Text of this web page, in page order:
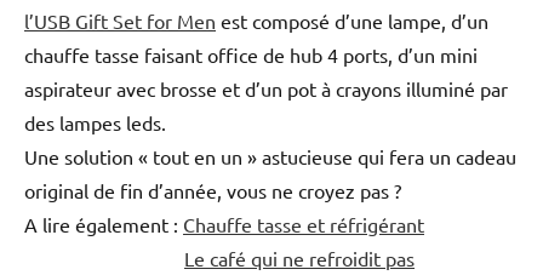
l’USB Gift Set for Men est composé d’une lampe, d’un
chauffe tasse faisant office de hub 4 ports, d’un mini
aspirateur avec brosse et d’un pot à crayons illuminé par
des lampes leds.
Une solution « tout en un » astucieuse qui fera un cadeau
original de fin d’année, vous ne croyez pas ?
A lire également : Chauffe tasse et réfrigérant
Le café qui ne refroidit pas